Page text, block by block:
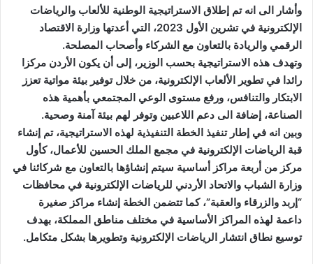
وأشار الى انه تم إطلاق الاستراتيجية الوطنية للألعاب والرياضات
الإلكترونية في تشرين الأول 2023، التي أعدتها وزارة الاقتصاد
الرقمي والريادة بالتعاون مع الشركاء وأصحاب المصلحة.
وتهدف هذه الاستراتيجية بحسب الوزير، إلى أن يكون الأردن مركزا
رائدا في تطوير الألعاب الإلكترونية، من خلال توفير بيئة مواتية تعزز
الابتكار والتنافس، ورفع مستوى الوعي المجتمعي بأهمية هذه
الصناعة، إضافة الى دعم اللاعبين وتوفر لهم بيئة آمنة وصحية.
وبين انه في إطار تنفيذ الخطة التنفيذية لهذه الاستراتيجية، تم إنشاء
قبة الرياضات الإلكترونية في مجمع الملك الحسين للأعمال، كأول
مركز من أربعة مراكز أساسية سيتم إنشاؤها بالتعاون مع شركائنا في
وزارة الشباب والاتحاد الأردني للرياضات الإلكترونية في محافظات
“إربد والزرقاء والعقبة”، كما تتضمن الخطة إنشاء مراكز صغيرة
داعمة لهذه المراكز الأساسية في مختلف مناطق المملكة، بهدف
توسيع نطاق انتشار الرياضات الإلكترونية وتطويرها بشكل متكامل.